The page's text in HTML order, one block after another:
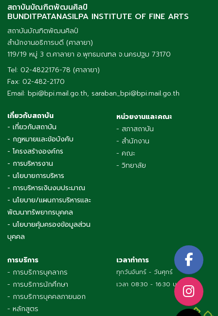
สถาบันบัณฑิตพัฒนศิลป์
BUNDITPATANASILPA INSTITUTE OF FINE ARTS
สถาบันบัณฑิตพัฒนศิลป์
สำนักงานอธิการบดี (ศาลายา)
119/19 หมู่ 3 ต.ศาลายา อ.พุทธมณฑล จ.นครปฐม 73170
Tel: 02-4822176-78 (ศาลายา)
Fax: 02-482-2170
Email: bpi@bpi.mail.go.th, saraban_bpi@bpi.mail.go.th
เกี่ยวกับสถาบัน
- เกี่ยวกับสถาบัน
- กฎหมายและข้อบังคับ
- โครงสร้างองค์กร
- การบริหารงาน
- นโยบายการบริหาร
- การบริหารเงินงบประมาณ
- นโยบาย/แผนการบริหารและ
พัฒนาทรัพยากรบุคคล
- นโยบายคุ้มครองข้อมูลส่วน
บุคคล
หน่วยงานและคณะ
- สภาสถาบัน
- สำนักงาน
- คณะ
- วิทยาลัย
การบริการ
- การบริการบุคลากร
- การบริการนักศึกษา
- การบริการบุคคลภายนอก
- หลักสูตร
เวลาทำการ
ทุกวันจันทร์ - วันศุกร์
เวลา 08:30 - 16:30 น.